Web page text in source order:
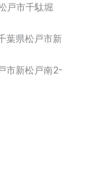
戸市千駄堀
葉県松戸市新
市新松戸南2-